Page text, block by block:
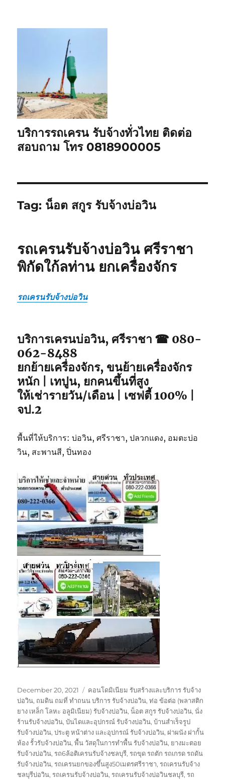
บริการรถเครน รับจ้างทั่วไทย ติดต่อ
สอบถาม โทร 0818900005
Tag: น็อต สกูร รับจ้างบ่อวิน
รถเครนรับจ้างบ่อวิน ศรีราชา
พิกัดใก้ลท่าน ยกเครื่องจักร
รถเครนรับจ้างบ่อวิน
บริการเครนบ่อวิน, ศรีราชา ☎ 080-
062-8488
ยกย้ายเครื่องจักร, ขนย้ายเครื่องจักร
หนัก | เทปูน, ยกคนขึ้นที่สูง
ให้เช่ารายวัน/เดือน | เซฟตี้ 100% |
จป.2
พื้นที่ให้บริการ: บ่อวิน, ศรีราชา, ปลวกแดง, อมตะบ่อ
วิน, สะพานสี, ปิ่นทอง
Posted
on
December 20, 2021 Tags
คอนโดมิเนียม รับสร้างและบริการ รับจ้าง
บ่อวิน, ถมดิน ถมที่ ทำถนน บริการ รับจ้างบ่อวิน,ท่อ ข้อต่อ (พลาสติก
ยาง เหล็ก โลหะ อลูมิเนียม) รับจ้างบ่อวิน,น็อต สกูร รับจ้างบ่อวิน,นั่ง
ร้านรับจ้างบ่อวิน,บันไดและอุปกรณ์ รับจ้างบ่อวิน,บ้านสำเร็จรูป
รับจ้างบ่อวิน,ประตู หน้าต่าง และอุปกรณ์ รับจ้างบ่อวิน, ฝาผนัง ฝากั้น
ห้อง รั้วรับจ้างบ่อวิน,พื้น วัสดุในการทำพื้น รับจ้างบ่อวิน, ยางมะตอย
รับจ้างบ่อวิน,รถ6ล้อติเครนรับจ้างชลบุรี,รถขุด รถตัก รถเกรด รถดัน
รับจ้างบ่อวิน,รถเครนยกของขึ้นสูง50เมตรศรีราชา,รถเครนรับจ้าง
ชลบุรีบ่อวิน,รถเครนรับจ้างบ่อวิน,รถเครนรับจ้างบ่อวินชลบุรี,รถ